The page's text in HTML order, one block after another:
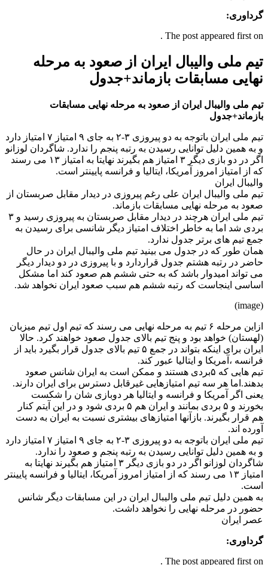
گرداوری:
The post appeared first on .
تیم ملی والیبال ایران از صعود به مرحله
نهایی مسابقات بازماند+جدول
تیم ملی والیبال ایران از صعود به مرحله نهایی مسابقات
بازماند+جدول
تیم ملی ایران باتوجه به دو پیروزی ۳-۲ به جای ۹ امتیاز ۷ امتیاز دارد
و به همین دلیل توانایی رسیدن به رتبه پنجم را ندارد. شاگردان لوزانو
اگر در دو بازی دیگر ۳ امتیاز هم بگیرند نهایتا به امتیاز ۱۳ می رسند
که از امتیاز امروز آمریکا، ایتالیا و فرانسه پایینتر است.
والیبال ایران
تیم ملی والیبال ایران علی رغم پیروزی در دیدار مقابل صربستان از
صعود به مرحله نهایی مسابقات بازماند.
تیم ملی ایران هرچند در دیدار مقابل صربستان به پیروزی رسید و ۳
بردی شد اما به خاطر اختلاف امتیاز دیگر شانسی برای رسیدن به
جمع تیم های برتر جدول ندارد.
همان طور که در جدول می بینید تیم ملی والیبال ایران در حال
حاضر در رتبه هشتم جدول قراردارد و با پیروزی در دو دیدار دیگر
می تواند امیدوار باشد که به حتی ششم هم صعود کند اما مشکل
اساسی اینجاست که رتبه ششم هم سبب صعود ایران نخواهد شد.
(image)
ازاین مرحله ۶ تیم به مرحله نهایی می رسند که تیم اول تیم میزبان
(لهستان) خواهد بود و پنج تیم بالای جدول صعود خواهند کرد. حالا
ایران برای اینکه بتواند در جمع ۵ تیم بالای جدول قرار بگیرد باید از
فرانسه ،آمریکا و ایتالیا عبور کند.
تیم هایی که ۵بردی هستند و ممکن است به ایران شانس صعود
بدهند.اما هر سه تیم امتیازهایی غیرقابل دسترس برای ایران دارند.
یعنی اگر آمریکا و فرانسه و ایتالیا هر دوبازی شان را شکست
بخورند و ۵ بردی بمانند و ایران هم ۵ بردی شود و در این آیتم کنار
هم قرار بگیرند. بازآنها امتیازهای بیشتری نسبت به ایران به دست
آورده اند.
تیم ملی ایران باتوجه به دو پیروزی ۳-۲ به جای ۹ امتیاز ۷ امتیاز دارد
و به همین دلیل توانایی رسیدن به رتبه پنجم و صعود را ندارد.
شاگردان لوزانو اگر در دو بازی دیگر ۳ امتیاز هم بگیرند نهایتا به
امتیاز ۱۳ می رسند که از امتیاز امروز آمریکا، ایتالیا و فرانسه پایینتر
است.
به همین دلیل تیم ملی والیبال ایران در این مسابقات دیگر شانس
حضور در مرحله نهایی را نخواهد داشت.
عصر ایران
گرداوری:
The post appeared first on .